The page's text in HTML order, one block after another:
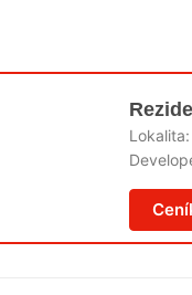
Lokalita: